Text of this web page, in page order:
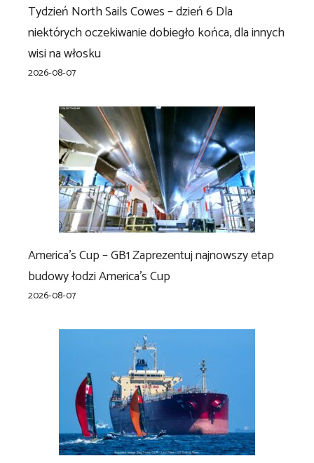
Tydzień North Sails Cowes – dzień 6 Dla
niektórych oczekiwanie dobiegło końca, dla innych
wisi na włosku
2026-08-07
America’s Cup – GB1 Zaprezentuj najnowszy etap
budowy łodzi America’s Cup
2026-08-07